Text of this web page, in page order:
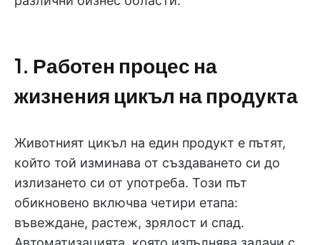
1. Работен процес на
жизнения цикъл на продукта
Животният цикъл на един продукт е пътят,
който той изминава от създаването си до
излизането си от употреба. Този път
обикновено включва четири етапа:
въвеждане, растеж, зрялост и спад.